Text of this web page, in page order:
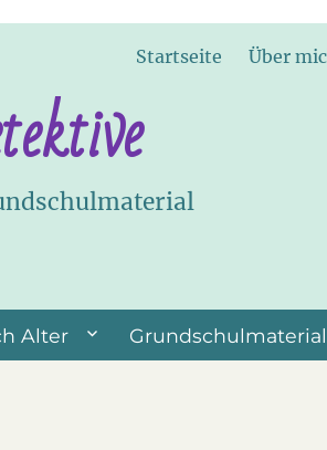
Startseite Über
Alter Grundschulmaterial